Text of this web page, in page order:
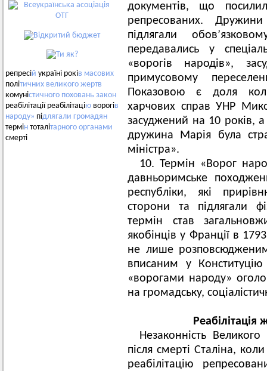
репресій україні років масових
політичних великого жертв
комуністичного поховань закон
реабілітації реабілітацію ворогів
народу» підлягали громадян
термін тоталітарного органами
смерті
документів, що
репресованих.
підлягали
передавались у
«ворогів народів»,
примусовому
Показовою є доля
харчових справ УНР
засуджений на 10 років,
дружина Марія була
міністра».
10. Термін «Ворог
давньоримське
республіки, які
сторони та підлягали
термін став
якобінців у Франції в
не лише
вписаним у Конституцію
«ворогами народу»
на громадську,
Реабілітація
Незаконність
після смерті Сталіна,
реабілітацію